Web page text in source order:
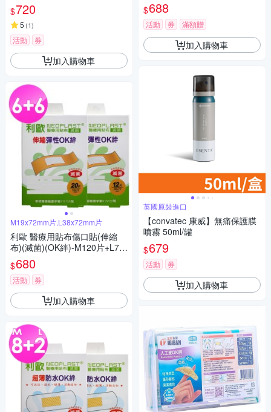
$720
5 (1)
活動 券
加入購物車
M19x72mm片,L38x72mm片
利歐 醫療用貼布傷口貼(伸縮
布)(滅菌)(OK絆)-M120片+L72
片
$680
活動 券
加入購物車
形式)
$688
活動 券 滿額贈
加入購物車
英國原裝進口
【convatec 康威】無痛保護膜
噴霧 50ml/罐
$679
活動 券
加入購物車